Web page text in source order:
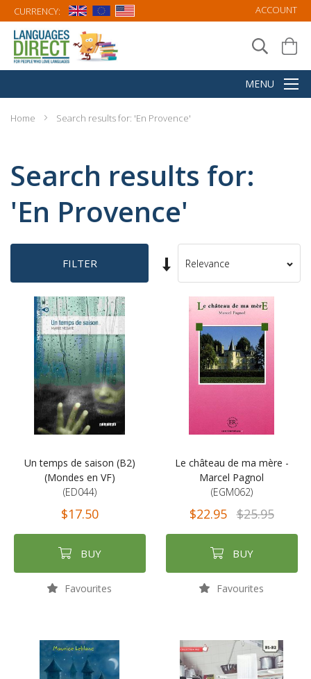
CURRENCY: ACCOUNT
Home Search results for: 'En Provence'
Search results for:
'En Provence'
FILTER
Set
Ascending
Direction
Sort
Un temps de saison (B2)
(Mondes en VF)
(ED044)
$17.50
BUY
Favourites
Le château de ma mère -
Marcel Pagnol
(EGM062)
$22.95 $25.95
BUY
Favourites